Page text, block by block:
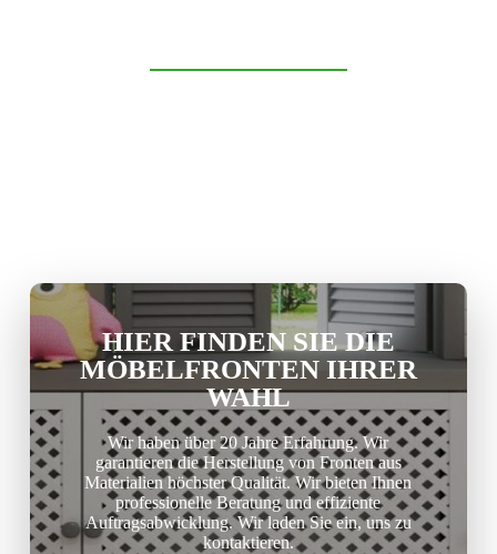
HIER FINDEN SIE DIE
MÖBELFRONTEN IHRER
WAHL
Wir haben über 20 Jahre Erfahrung. Wir
garantieren die Herstellung von Fronten aus
Materialien höchster Qualität. Wir bieten Ihnen
professionelle Beratung und effiziente
Auftragsabwicklung. Wir laden Sie ein, uns zu
kontaktieren.